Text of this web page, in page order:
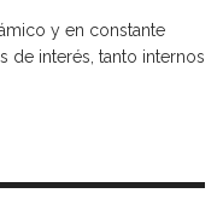
y en constante
de interés, tanto internos